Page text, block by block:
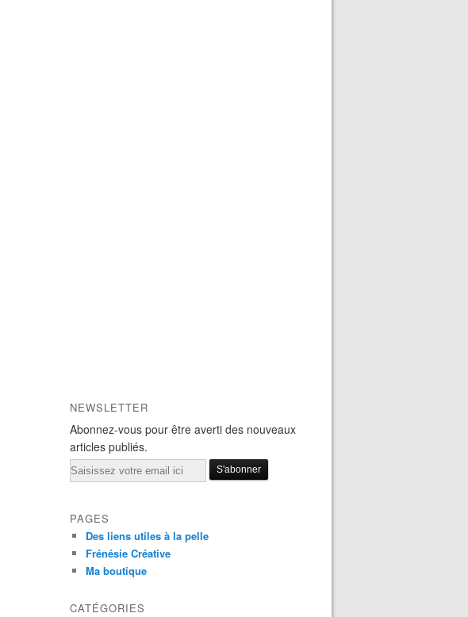
NEWSLETTER
Abonnez-vous pour être averti des nouveaux
articles publiés.
Email
PAGES
Des liens utiles à la pelle
Frénésie Créative
Ma boutique
CATÉGORIES